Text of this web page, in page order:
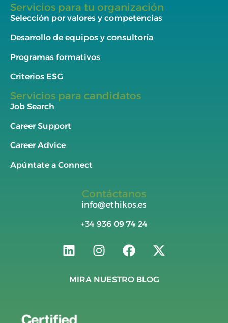
Servicios para tu organización
Selección por valores y competencias
Desarrollo de equipos y consultoría
Programas formativos
Criterios ESG
Servicios para candidatos
Job Search
Career Support
Career Advice
Apúntate a Connect
Contáctanos
info@ethikos.es
+34 936 09 74 24
MIRA NUESTRO BLOG